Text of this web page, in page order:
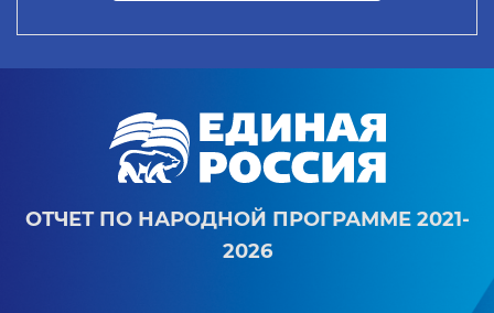
ОТЧЕТ ПО НАРОДНОЙ ПРОГРАММЕ 2021-
2026